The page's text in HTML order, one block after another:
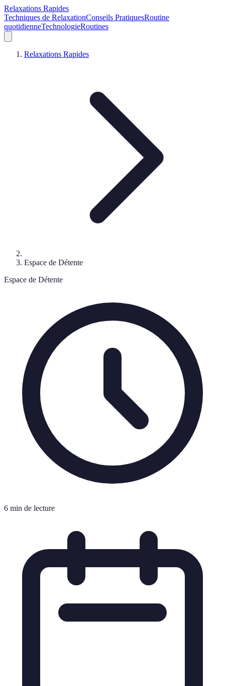
Relaxations Rapides
Techniques de RelaxationConseils PratiquesRoutine
quotidienneTechnologieRoutines
Relaxations Rapides
Espace de Détente
Espace de Détente
6 min de lecture